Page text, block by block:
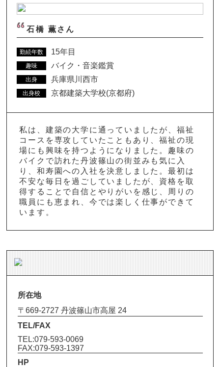
石橋 薫さん
勤続年数 15年目
趣味 バイク・音楽鑑賞
出身 兵庫県川西市
出身校 京都建築大学校(京都府)
私は、建築の大学に通っていましたが、福祉
コースを専攻していたこともあり、福祉の現
場にも興味を持つようになりました。趣味の
バイクで訪れた丹波篠山の街並みも気に入
り、和寿園への入社を決意しました。最初は
不安な毎日を過ごしていましたが、資格を取
得することで自信とやりがいを感じ、周りの
職員にも恵まれ、今では楽しく仕事ができて
います。
所在地
〒669-2727 丹波篠山市高屋 24
TEL/FAX
TEL:079-593-0069
FAX:079-593-1397
HP